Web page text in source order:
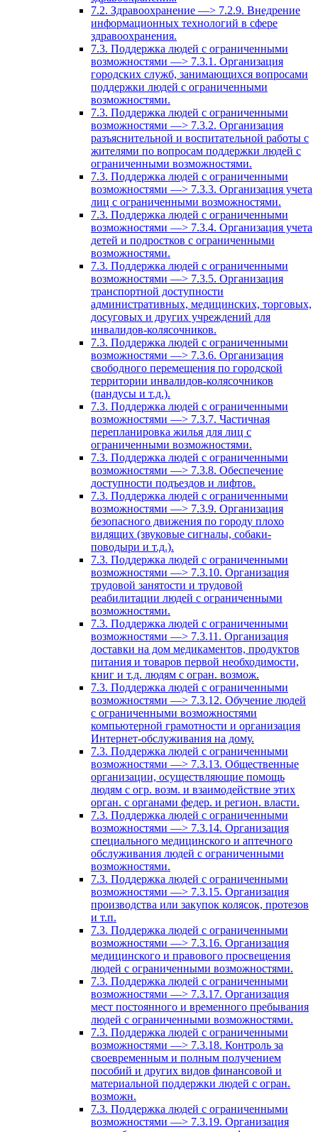
7.2. Здравоохранение —> 7.2.9. Внедрение
информационных технологий в сфере
здравоохранения.
7.3. Поддержка людей с ограниченными
возможностями —> 7.3.1. Организация
городских служб, занимающихся вопросами
поддержки людей с ограниченными
возможностями.
7.3. Поддержка людей с ограниченными
возможностями —> 7.3.2. Организация
разъяснительной и воспитательной работы с
жителями по вопросам поддержки людей с
ограниченными возможностями.
7.3. Поддержка людей с ограниченными
возможностями —> 7.3.3. Организация учета
лиц с ограниченными возможностями.
7.3. Поддержка людей с ограниченными
возможностями —> 7.3.4. Организация учета
детей и подростков с ограниченными
возможностями.
7.3. Поддержка людей с ограниченными
возможностями —> 7.3.5. Организация
транспортной доступности
административных, медицинских, торговых,
досуговых и других учреждений для
инвалидов-колясочников.
7.3. Поддержка людей с ограниченными
возможностями —> 7.3.6. Организация
свободного перемещения по городской
территории инвалидов-колясочников
(пандусы и т.д.).
7.3. Поддержка людей с ограниченными
возможностями —> 7.3.7. Частичная
перепланировка жилья для лиц с
ограниченными возможностями.
7.3. Поддержка людей с ограниченными
возможностями —> 7.3.8. Обеспечение
доступности подъездов и лифтов.
7.3. Поддержка людей с ограниченными
возможностями —> 7.3.9. Организация
безопасного движения по городу плохо
видящих (звуковые сигналы, собаки-
поводыри и т.д.).
7.3. Поддержка людей с ограниченными
возможностями —> 7.3.10. Организация
трудовой занятости и трудовой
реабилитации людей с ограниченными
возможностями.
7.3. Поддержка людей с ограниченными
возможностями —> 7.3.11. Организация
доставки на дом медикаментов, продуктов
питания и товаров первой необходимости,
книг и т.д. людям с огран. возмож.
7.3. Поддержка людей с ограниченными
возможностями —> 7.3.12. Обучение людей
с ограниченными возможностями
компьютерной грамотности и организация
Интернет-обслуживания на дому.
7.3. Поддержка людей с ограниченными
возможностями —> 7.3.13. Общественные
организации, осуществляющие помощь
людям с огр. возм. и взаимодействие этих
орган. с органами федер. и регион. власти.
7.3. Поддержка людей с ограниченными
возможностями —> 7.3.14. Организация
специального медицинского и аптечного
обслуживания людей с ограниченными
возможностями.
7.3. Поддержка людей с ограниченными
возможностями —> 7.3.15. Организация
производства или закупок колясок, протезов
и т.п.
7.3. Поддержка людей с ограниченными
возможностями —> 7.3.16. Организация
медицинского и правового просвещения
людей с ограниченными возможностями.
7.3. Поддержка людей с ограниченными
возможностями —> 7.3.17. Организация
мест постоянного и временного пребывания
людей с ограниченными возможностями.
7.3. Поддержка людей с ограниченными
возможностями —> 7.3.18. Контроль за
своевременным и полным получением
пособий и других видов финансовой и
материальной поддержки людей с огран.
возможн.
7.3. Поддержка людей с ограниченными
возможностями —> 7.3.19. Организация